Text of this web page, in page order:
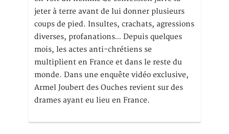
jeter à terre avant de lui donner plusieurs
coups de pied. Insultes, crachats, agressions
diverses, profanations… Depuis quelques
mois, les actes anti-chrétiens se
multiplient en France et dans le reste du
monde. Dans une enquête vidéo exclusive,
Armel Joubert des Ouches revient sur des
drames ayant eu lieu en France.